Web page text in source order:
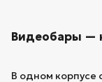
Видеобары —
В одном корпусе